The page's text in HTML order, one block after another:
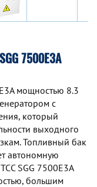
7500Е3A
мощностью 8.3
с
который
выходного
Топливный бак
автономную
SGG 7500Е3A
большим